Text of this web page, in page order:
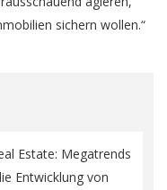
sichern wollen.“
Estate: Megatrends
Entwicklung von